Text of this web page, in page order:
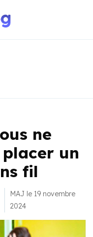
ne
un
fil
MAJ le 19 novembre
2024